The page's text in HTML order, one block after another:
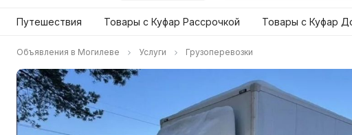
Путешествия Товары с Куфар Рассрочкой Товары с Куфар
Объявления в Могилеве Услуги Грузоперевозки